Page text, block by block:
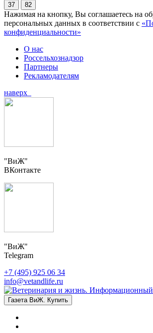
37 82
Нажимая на кнопку, Вы соглашаетесь на
персональных данных в соответствии с
конфиденциальности»
О нас
Россельхознадзор
Партнеры
Рекламодателям
наверх
"ВиЖ"
ВКонтакте
"ВиЖ"
Telegram
+7 (495) 925 06 34
info@vetandlife.ru
Газета ВиЖ. Купить